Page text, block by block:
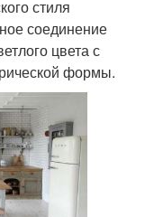
стиля
соединение
цвета с
формы.